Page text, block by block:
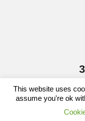
プログラム
Copyright© 3テ
This website uses
assume you're ok